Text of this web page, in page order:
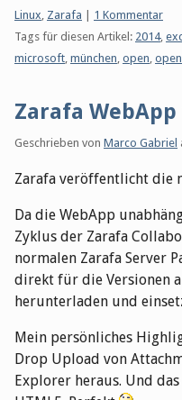
Kategorien:
Linux Zarafa | 1 Kommentar
Tags für diesen Artikel: 2014,
microsoft münchen open
Zarafa
Geschrieben von Marco Gabriel
Zarafa veröffentlicht die
Da die WebApp
Zyklus der Zarafa
normalen Zarafa Server
direkt für die Versionen
herunterladen und
Mein persönliches
Drop Upload von
Explorer heraus. Und